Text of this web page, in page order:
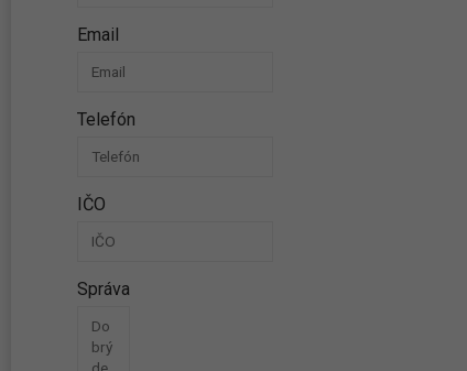
Email
Telefón
IČO
Správa